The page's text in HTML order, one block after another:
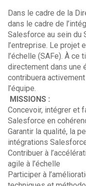
Dans le cadre de la
dans le cadre de
Salesforce au sein du
l’entreprise. Le projet
l’échelle (SAFe). À ce
directement dans une
contribuera
l’équipe.
MISSIONS :
Concevoir, intégrer et
Salesforce en
Garantir la qualité, la
intégrations
Contribuer à
agile à l’échelle
Participer à